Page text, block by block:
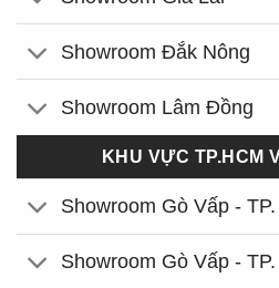
Showroom Đắk Nông
Showroom Lâm Đồng
KHU VỰC TP.HCM
Showroom Gò Vấp -
Showroom Gò Vấp -